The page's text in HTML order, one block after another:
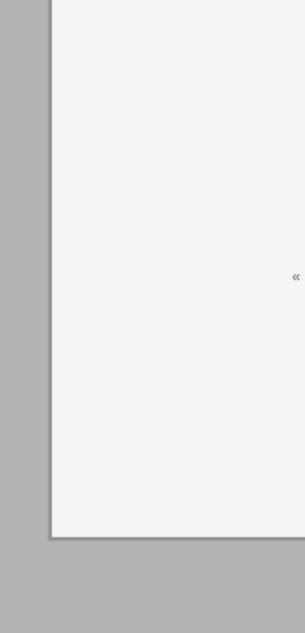
«